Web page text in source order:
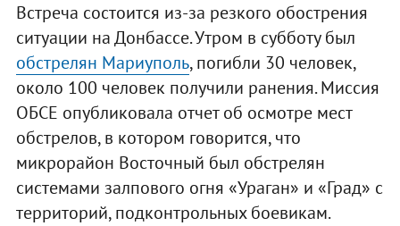
Встреча состоится из-за резкого обострения
ситуации на Донбассе. Утром в субботу был
обстрелян Мариуполь, погибли 30 человек,
около 100 человек получили ранения. Миссия
ОБСЕ опубликовала отчет об осмотре мест
обстрелов, в котором говорится, что
микрорайон Восточный был обстрелян
системами залпового огня «Ураган» и «Град» с
территорий, подконтрольных боевикам.